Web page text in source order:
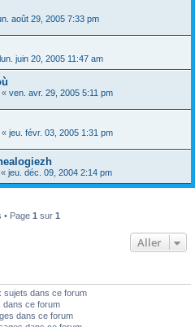
août 29, 2005 7:33 pm
lun. juin 20, 2005 11:47 am
« ven. avr. 29, 2005 5:11 pm
« jeu. févr. 03, 2005 1:31 pm
« jeu. déc. 09, 2004 2:14 pm
• Page 1 sur 1
Aller
sujets dans ce forum
dans ce forum
dans ce forum